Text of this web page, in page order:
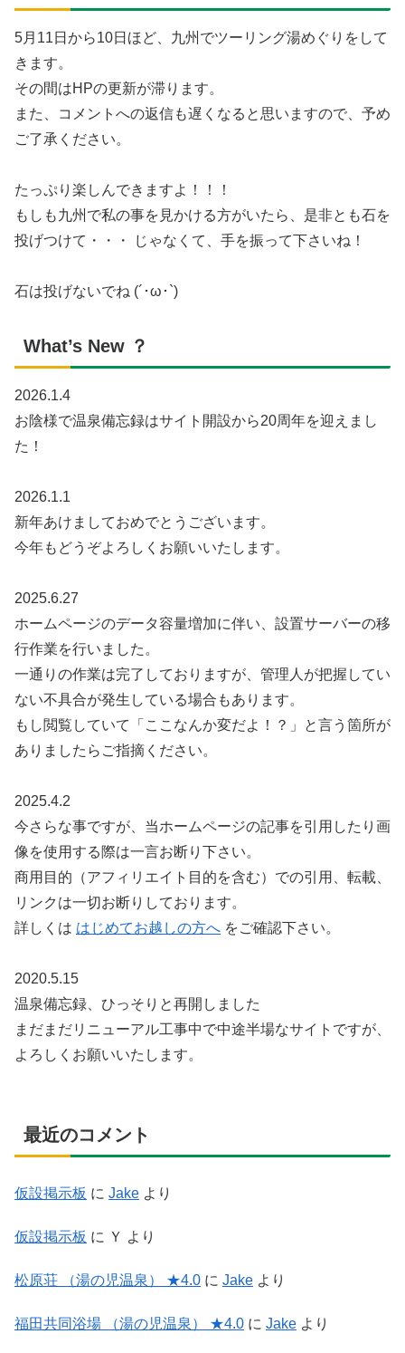
5月11日から10日ほど、九州でツーリング湯めぐりをして
きます。
その間はHPの更新が滞ります。
また、コメントへの返信も遅くなると思いますので、予め
ご了承ください。
たっぷり楽しんできますよ！！！
もしも九州で私の事を見かける方がいたら、是非とも石を
投げつけて・・・ じゃなくて、手を振って下さいね！
石は投げないでね (´･ω･`)
What’s New ？
2026.1.4
お陰様で温泉備忘録はサイト開設から20周年を迎えまし
た！
2026.1.1
新年あけましておめでとうございます。
今年もどうぞよろしくお願いいたします。
2025.6.27
ホームページのデータ容量増加に伴い、設置サーバーの移
行作業を行いました。
一通りの作業は完了しておりますが、管理人が把握してい
ない不具合が発生している場合もあります。
もし閲覧していて「ここなんか変だよ！？」と言う箇所が
ありましたらご指摘ください。
2025.4.2
今さらな事ですが、当ホームページの記事を引用したり画
像を使用する際は一言お断り下さい。
商用目的（アフィリエイト目的を含む）での引用、転載、
リンクは一切お断りしております。
詳しくは はじめてお越しの方へ をご確認下さい。
2020.5.15
温泉備忘録、ひっそりと再開しました
まだまだリニューアル工事中で中途半場なサイトですが、
よろしくお願いいたします。
最近のコメント
仮設掲示板 に Jake より
仮設掲示板 に Ｙ より
松原荘 （湯の児温泉） ★4.0 に Jake より
福田共同浴場 （湯の児温泉） ★4.0 に Jake より